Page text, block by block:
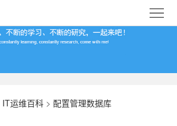
IT运维百科 > 配置管理数据库